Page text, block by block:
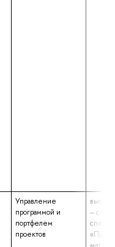
Управление
программой и
портфелем
проектов
–